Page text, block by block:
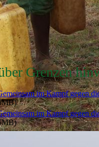
Grenzen
im Kampf gegen
im Kampf gegen